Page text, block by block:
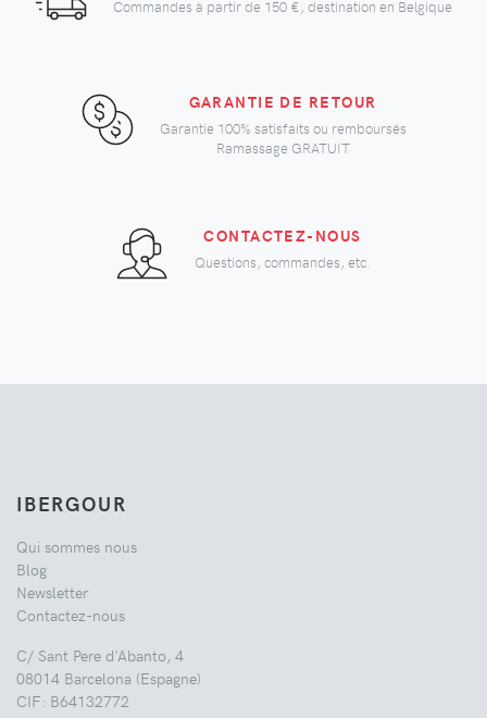
Commandes à partir de 150 €, destination en Belgique
GARANTIE DE RETOUR
Garantie 100% satisfaits ou remboursés
Ramassage GRATUIT
CONTACTEZ-NOUS
Questions, commandes, etc.
IBERGOUR
Qui sommes nous
Blog
Newsletter
Contactez-nous
C/ Sant Pere d'Abanto, 4
08014 Barcelona (Espagne)
CIF: B64132772